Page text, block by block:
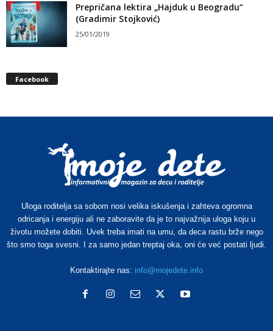
Prepričana lektira „Hajduk u Beogradu“
(Gradimir Stojković)
25/01/2019
Facebook
Uloga roditelja sa sobom nosi velika iskušenja i zahteva ogromna
odricanja i energiju ali ne zaboravite da je to najvažnija uloga koju u
životu možete dobiti. Uvek treba imati na umu, da deca rastu brže nego
što smo toga svesni. I za samo jedan treptaj oka, oni će već postati ljudi.
Kontaktirajte nas: info@mojedete.info